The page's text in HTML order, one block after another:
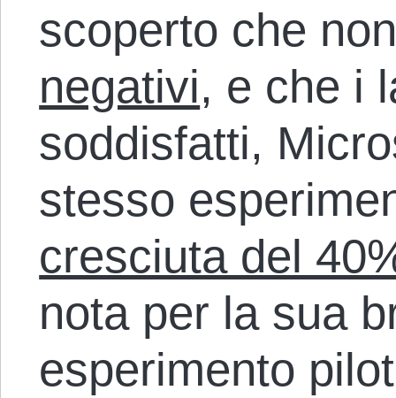
scoperto che
negativi, e che i
soddisfatti,
stesso
cresciuta del
nota per la sua
esperimento